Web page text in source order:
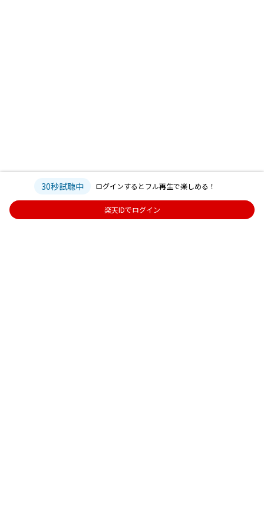
30秒試聴中 ログインするとフル再生で楽しめる！
楽天IDでログイン